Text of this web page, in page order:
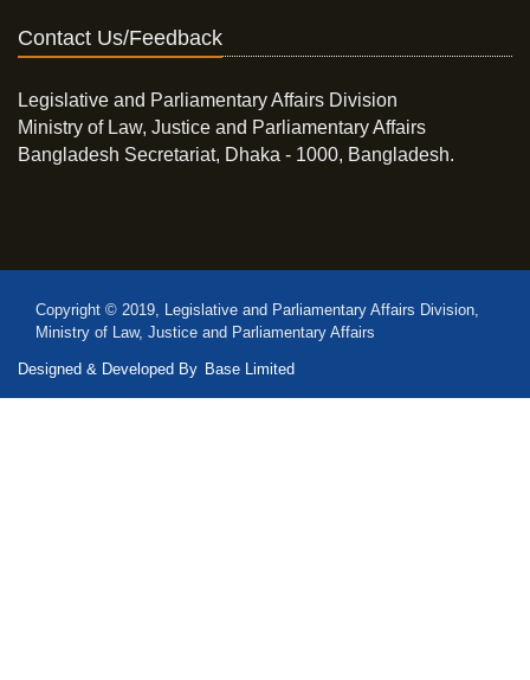
Contact Us/Feedback
Legislative and Parliamentary Affairs Division
Ministry of Law, Justice and Parliamentary Affairs
Bangladesh Secretariat, Dhaka - 1000, Bangladesh.
Copyright © 2019, Legislative and Parliamentary Affairs Division,
Ministry of Law, Justice and Parliamentary Affairs
Designed & Developed By Base Limited